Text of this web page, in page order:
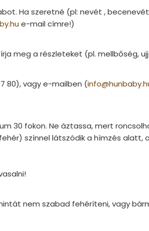
Ha szeretné (pl: nevét ,
e-mail címre!)
meg a részleteket (pl. mellbőség,
80), vagy e-mailben (
30 fokon. Ne áztassa, mert
színnel látszódik a hímzés alatt,
nem szabad fehéríteni, vagy